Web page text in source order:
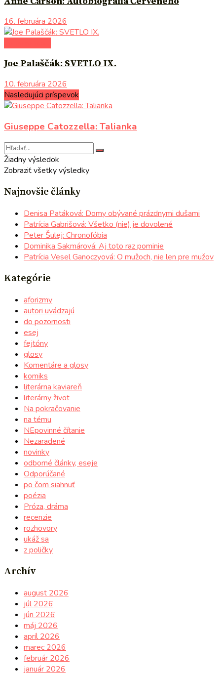
16. februára 2026
Joe Palaščák: SVETLO IX.
10. februára 2026
Nasledujúci príspevok
Giuseppe Catozzella: Talianka
Žiadny výsledok
Zobraziť všetky výsledky
Najnovšie články
Denisa Patáková: Domy obývané prázdnymi dušami
Patrícia Gabrišová: Všetko (nie) je dovolené
Peter Šulej: Chronofóbia
Dominika Sakmárová: Aj toto raz pominie
Patrícia Vesel Ganoczyová: O mužoch, nie len pre mužov
Kategórie
aforizmy
autori uvádzajú
do pozornosti
esej
fejtóny
glosy
Komentáre a glosy
komiks
literárna kaviareň
literárny život
Na pokračovanie
na tému
NEpovinné čítanie
Nezaradené
novinky
odborné články, eseje
Odporúčané
po čom siahnuť
poézia
Próza, dráma
recenzie
rozhovory
ukáž sa
z poličky
Archív
august 2026
júl 2026
jún 2026
máj 2026
apríl 2026
marec 2026
február 2026
január 2026